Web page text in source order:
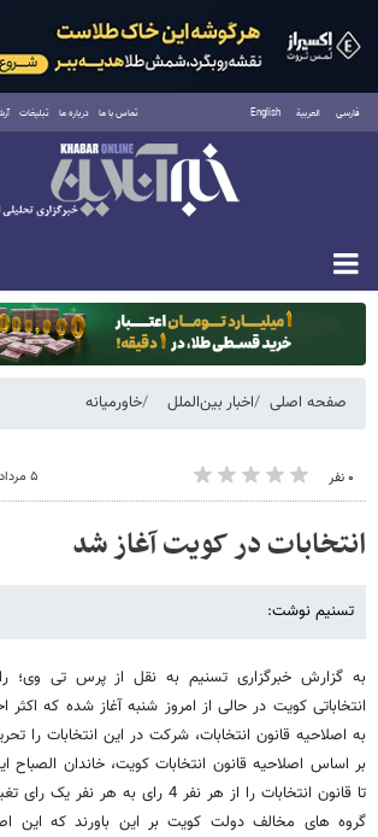
فارسی العربية English تماس با ما درباره ما تبلیغات
دوشنبه ۱۹ مرداد ۱۴۰۵
صفحه اصلی اخبار بین‌الملل خاورمیانه
۰ نفر ۵ مرداد ۱۳۹۲ - ۰۵:۵۹
انتخابات در کویت آغاز شد
تسنیم نوشت:
به گزارش خبرگزاری تسنیم به نقل از پرس تی وی؛
انتخاباتی کویت در حالی از امروز شنبه آغاز شده که
به اصلاحیه قانون انتخابات، شرکت در این انتخابات را
بر اساس اصلاحیه قانون انتخابات کویت، خاندان الصباح
تا قانون انتخابات را از هر نفر 4 رای به هر نفر یک رای تغییر دهد.
گروه های مخالف دولت کویت بر این باورند که این